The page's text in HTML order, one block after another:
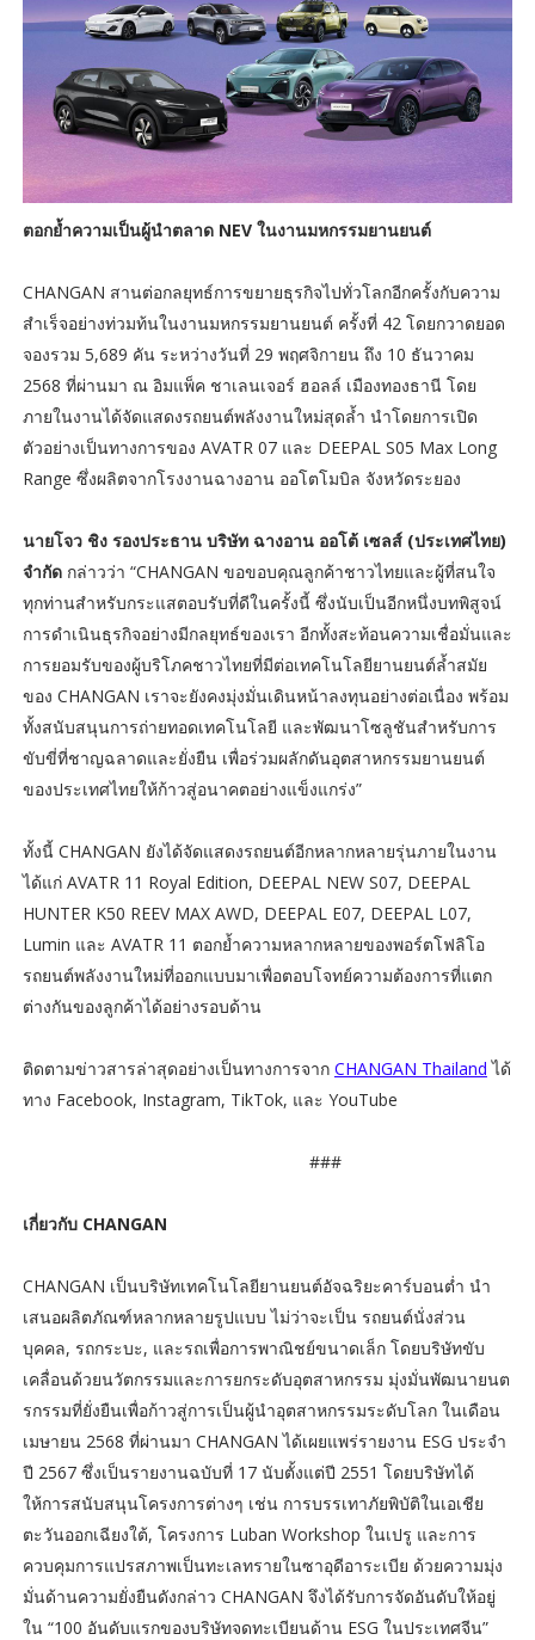
ตอกย้ำความเป็นผู้นำตลาด NEV ในงานมหกรรมยานยนต์
CHANGAN สานต่อกลยุทธ์การขยายธุรกิจไปทั่วโลกอีกครั้งกับความ
สำเร็จอย่างท่วมท้นในงานมหกรรมยานยนต์ ครั้งที่ 42 โดยกวาดยอด
จองรวม 5,689 คัน ระหว่างวันที่ 29 พฤศจิกายน ถึง 10 ธันวาคม
2568 ที่ผ่านมา ณ อิมแพ็ค ชาเลนเจอร์ ฮอลล์ เมืองทองธานี โดย
ภายในงานได้จัดแสดงรถยนต์พลังงานใหม่สุดล้ำ นำโดยการเปิด
ตัวอย่างเป็นทางการของ AVATR 07 และ DEEPAL S05 Max Long
Range ซึ่งผลิตจากโรงงานฉางอาน ออโตโมบิล จังหวัดระยอง
นายโจว ชิง รองประธาน บริษัท ฉางอาน ออโต้ เซลส์ (ประเทศไทย)
จำกัดกล่าวว่า “CHANGAN ขอขอบคุณลูกค้าชาวไทยและผู้ที่สนใจ
ทุกท่านสำหรับกระแสตอบรับที่ดีในครั้งนี้ ซึ่งนับเป็นอีกหนึ่งบทพิสูจน์
การดำเนินธุรกิจอย่างมีกลยุทธ์ของเรา อีกทั้งสะท้อนความเชื่อมั่นและ
การยอมรับของผู้บริโภคชาวไทยที่มีต่อเทคโนโลยียานยนต์ล้ำสมัย
ของ CHANGAN เราจะยังคงมุ่งมั่นเดินหน้าลงทุนอย่างต่อเนื่อง พร้อม
ทั้งสนับสนุนการถ่ายทอดเทคโนโลยี และพัฒนาโซลูชันสำหรับการ
ขับขี่ที่ชาญฉลาดและยั่งยืน เพื่อร่วมผลักดันอุตสาหกรรมยานยนต์
ของประเทศไทยให้ก้าวสู่อนาคตอย่างแข็งแกร่ง”
ทั้งนี้ CHANGAN ยังได้จัดแสดงรถยนต์อีกหลากหลายรุ่นภายในงาน
ได้แก่ AVATR 11 Royal Edition, DEEPAL NEW S07, DEEPAL
HUNTER K50 REEV MAX AWD, DEEPAL E07, DEEPAL L07,
Lumin และ AVATR 11 ตอกย้ำความหลากหลายของพอร์ตโฟลิโอ
รถยนต์พลังงานใหม่ที่ออกแบบมาเพื่อตอบโจทย์ความต้องการที่แตก
ต่างกันของลูกค้าได้อย่างรอบด้าน
ติดตามข่าวสารล่าสุดอย่างเป็นทางการจาก CHANGAN Thailand ได้
ทาง Facebook, Instagram, TikTok, และ YouTube
###
เกี่ยวกับ CHANGAN
CHANGAN เป็นบริษัทเทคโนโลยียานยนต์อัจฉริยะคาร์บอนต่ำ นำ
เสนอผลิตภัณฑ์หลากหลายรูปแบบ ไม่ว่าจะเป็น รถยนต์นั่งส่วน
บุคคล, รถกระบะ, และรถเพื่อการพาณิชย์ขนาดเล็ก โดยบริษัทขับ
เคลื่อนด้วยนวัตกรรมและการยกระดับอุตสาหกรรม มุ่งมั่นพัฒนายนต
รกรรมที่ยั่งยืนเพื่อก้าวสู่การเป็นผู้นำอุตสาหกรรมระดับโลก ในเดือน
เมษายน 2568 ที่ผ่านมา CHANGAN ได้เผยแพร่รายงาน ESG ประจำ
ปี 2567 ซึ่งเป็นรายงานฉบับที่ 17 นับตั้งแต่ปี 2551 โดยบริษัทได้
ให้การสนับสนุนโครงการต่างๆ เช่น การบรรเทาภัยพิบัติในเอเชีย
ตะวันออกเฉียงใต้, โครงการ Luban Workshop ในเปรู และการ
ควบคุมการแปรสภาพเป็นทะเลทรายในซาอุดีอาระเบีย ด้วยความมุ่ง
มั่นด้านความยั่งยืนดังกล่าว CHANGAN จึงได้รับการจัดอันดับให้อยู่
ใน “100 อันดับแรกของบริษัทจดทะเบียนด้าน ESG ในประเทศจีน”